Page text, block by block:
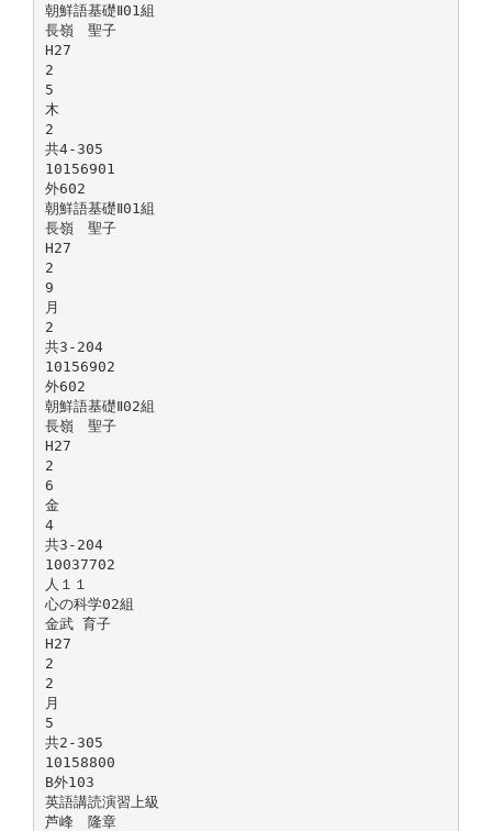
朝鮮語基礎Ⅱ01組
長嶺 聖子
H27
2
5
木
2
共4-305
10156901
外602
朝鮮語基礎Ⅱ01組
長嶺 聖子
H27
2
9
月
2
共3-204
10156902
外602
朝鮮語基礎Ⅱ02組
長嶺 聖子
H27
2
6
金
4
共3-204
10037702
人１１
心の科学02組
金武 育子
H27
2
2
月
5
共2-305
10158800
B外103
英語講読演習上級
芦峰 隆章